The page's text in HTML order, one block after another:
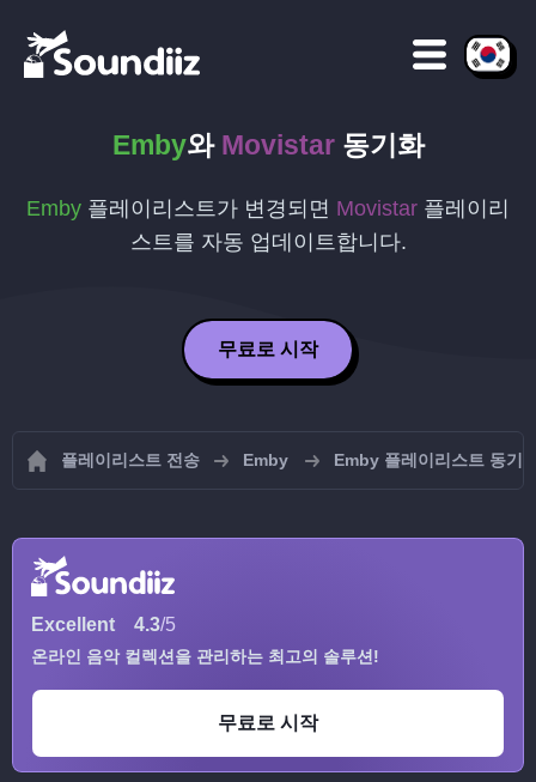
Emby와 Movistar동기화
Emby 플레이리스트가 변경되면 Movistar 플레이리
스트를 자동 업데이트합니다.
무료로 시작
플레이리스트 전송 Emby Emby 플레이리스트 동기
Excellent 4.3/5
온라인 음악 컬렉션을 관리하는 최고의 솔루션!
무료로 시작